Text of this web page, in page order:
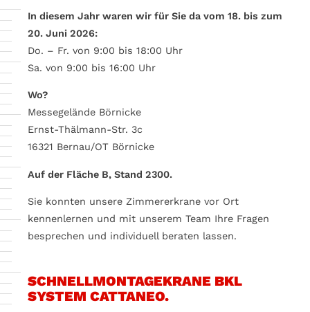
In diesem Jahr waren wir für Sie da vom 18. bis zum
20. Juni 2026:
Do. – Fr. von 9:00 bis 18:00 Uhr
Sa. von 9:00 bis 16:00 Uhr
Wo?
Messegelände Börnicke
Ernst-Thälmann-Str. 3c
16321 Bernau/OT Börnicke
Auf der Fläche B, Stand 2300.
Sie konnten unsere Zimmererkrane vor Ort
kennenlernen und mit unserem Team Ihre Fragen
besprechen und individuell beraten lassen.
SCHNELLMONTAGEKRANE BKL
SYSTEM CATTANEO.